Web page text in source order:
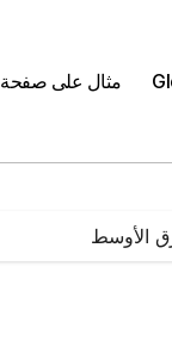
مثال على صفحة
الأوسط